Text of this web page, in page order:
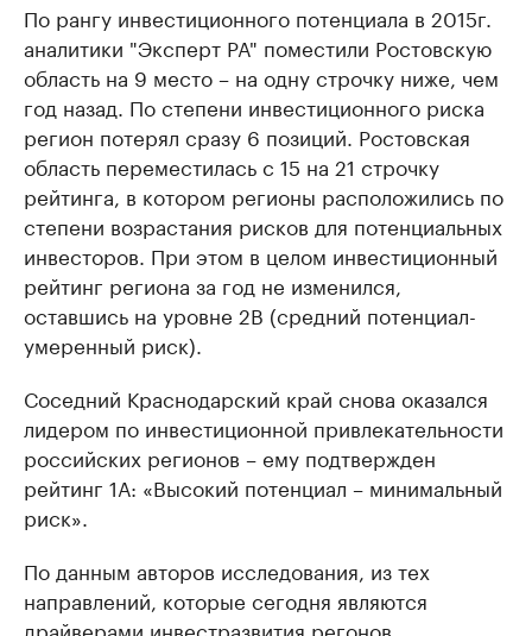
По рангу инвестиционного потенциала в 2015г.
аналитики "Эксперт РА" поместили Ростовскую
область на 9 место – на одну строчку ниже, чем
год назад. По степени инвестиционного риска
регион потерял сразу 6 позиций. Ростовская
область переместилась с 15 на 21 строчку
рейтинга, в котором регионы расположились по
степени возрастания рисков для потенциальных
инвесторов. При этом в целом инвестиционный
рейтинг региона за год не изменился,
оставшись на уровне 2В (средний потенциал-
умеренный риск).
Соседний Краснодарский край снова оказался
лидером по инвестиционной привлекательности
российских регионов – ему подтвержден
рейтинг 1А: «Высокий потенциал – минимальный
риск».
По данным авторов исследования, из тех
направлений, которые сегодня являются
драйверами инвестразвития регонов,